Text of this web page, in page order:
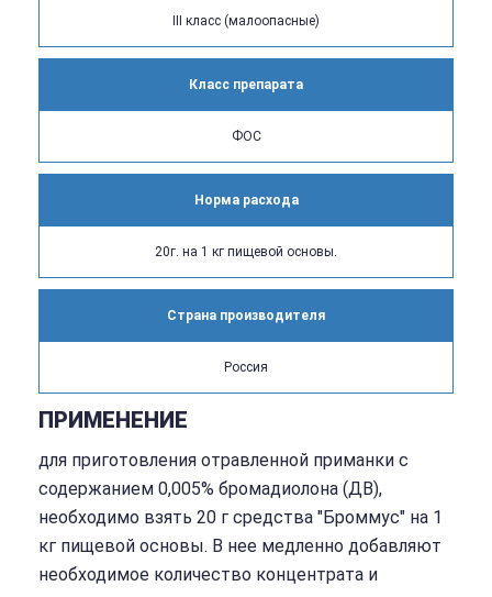
III класс (малоопасные)
Класс препарата
ФОС
Норма расхода
20г. на 1 кг пищевой основы.
Страна производителя
Россия
ПРИМЕНЕНИЕ
для приготовления отравленной приманки с
содержанием 0,005% бромадиолона (ДВ),
необходимо взять 20 г средства "Броммус" на 1
кг пищевой основы. В нее медленно добавляют
необходимое количество концентрата и